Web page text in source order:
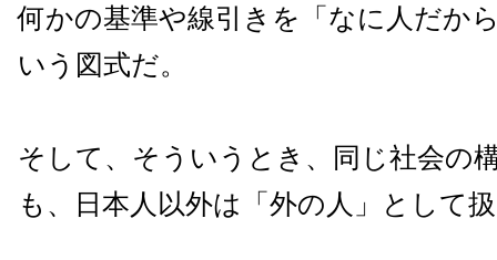
何かの基準や線引きを「なに人だか
いう図式だ。
そして、そういうとき、同じ社会の
も、日本人以外は「外の人」として